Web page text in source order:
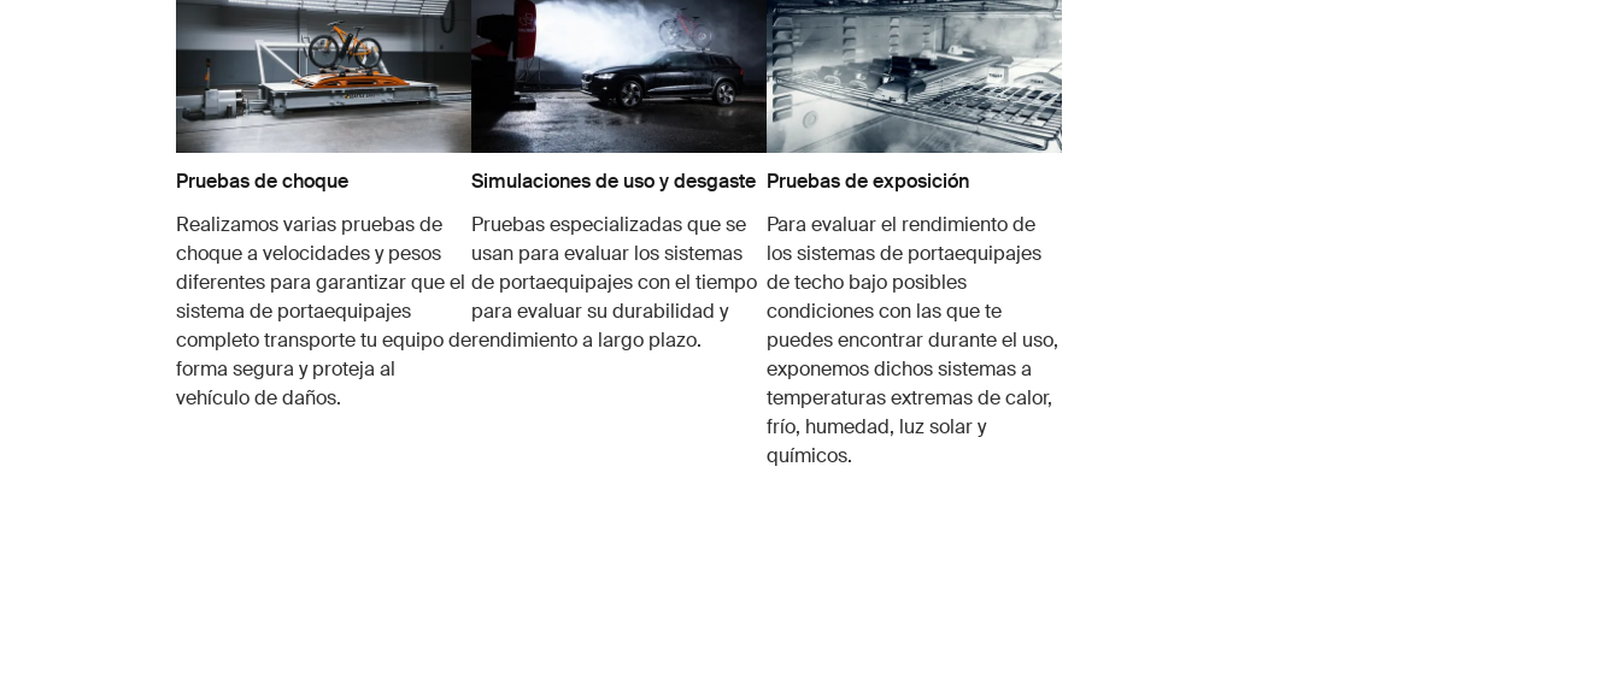
Pruebas de choque
Realizamos varias pruebas de
choque a velocidades y pesos
diferentes para garantizar que el
sistema de portaequipajes
completo transporte tu equipo de
forma segura y proteja al
vehículo de daños.
Simulaciones de uso y desgaste
Pruebas especializadas que se
usan para evaluar los sistemas
de portaequipajes con el tiempo
para evaluar su durabilidad y
rendimiento a largo plazo.
Pruebas de exposición
Para evaluar el rendimiento de
los sistemas de portaequipajes
de techo bajo posibles
condiciones con las que te
puedes encontrar durante el uso,
exponemos dichos sistemas a
temperaturas extremas de calor,
frío, humedad, luz solar y
químicos.